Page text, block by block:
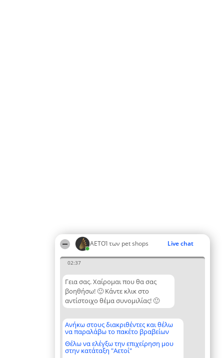
ΑΕΤΟΊ των pet shops Live chat
02:37
Γεια σας. Χαίρομαι που θα σας
βοηθήσω! 🙂 Κάντε κλικ στο
αντίστοιχο θέμα συνομιλίας! 🙂
Ανήκω στους διακριθέντες και θέλω
να παραλάβω το πακέτο βραβείων
Θέλω να ελέγξω την επιχείρηση μου
στην κατάταξη "Αετοί"